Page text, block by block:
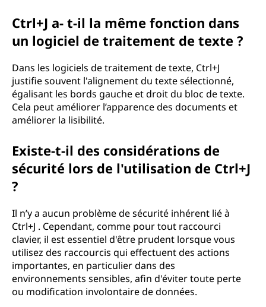
Ctrl+J a- t-il la même fonction dans
un logiciel de traitement de texte ?
Dans les logiciels de traitement de texte, Ctrl+J
justifie souvent l'alignement du texte sélectionné,
égalisant les bords gauche et droit du bloc de texte.
Cela peut améliorer l’apparence des documents et
améliorer la lisibilité.
Existe-t-il des considérations de
sécurité lors de l'utilisation de Ctrl+J
?
Il n’y a aucun problème de sécurité inhérent lié à
Ctrl+J . Cependant, comme pour tout raccourci
clavier, il est essentiel d'être prudent lorsque vous
utilisez des raccourcis qui effectuent des actions
importantes, en particulier dans des
environnements sensibles, afin d'éviter toute perte
ou modification involontaire de données.